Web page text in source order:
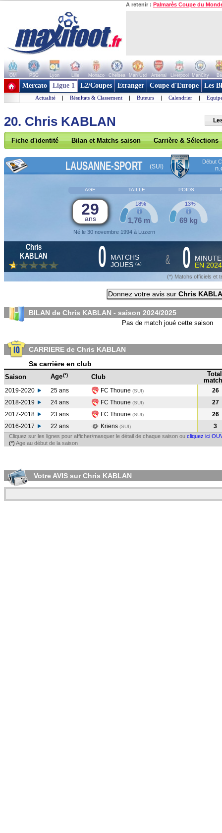
A retenir : Palmarès Coupe du
OM PSG Lyon Lille Monaco Chelsea Man Utd Arsenal Liverpool ManCity
+ de clubs
Mercato Ligue 1 L2/Coupes Etranger Coupe d'Europe Les
Actualité | Résultats & Classement | Buteurs | Calendrier |
20. Chris KABLAN
Fiche d'identité Bilan et Matchs saison Carrière & Sélections
LAUSANNE-SPORT (SUI)
Début
AGE TAILLE POIDS
29
ans
Né le 30 novembre 1994 à Luzern
1,76 m
18%
69 kg
13%
Chris
KABLAN
0 MATCHS
JOUES (*) & 0
EN
(*) Matchs officiels et
Donnez votre avis sur Chris
BILAN de Chris KABLAN - saison 2024/2025
Pas de match joué cette saison
CARRIERE de Chris KABLAN
Sa carrière en club
Saison Age(*) Club
Total
2019-2020 25 ans FC Thoune (SUI)
26
2018-2019
24 ans FC Thoune (SUI)
27
2017-2018
23 ans FC Thoune (SUI)
26
2016-2017
22 ans Kriens (SUI) 3
Cliquez sur les lignes pour afficher/masquer le détail de chaque saison ou cliquez ici
(*) Age au début de la saison
Votre AVIS sur Chris KABLAN